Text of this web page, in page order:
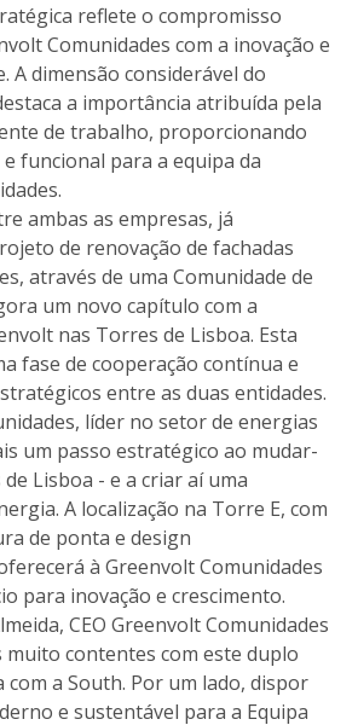
reflete o compromisso
Comunidades com a inovação e
A dimensão considerável do
a importância atribuída pela
de trabalho, proporcionando
funcional para a equipa da
ambas as empresas, já
de renovação de fachadas
através de uma Comunidade de
um novo capítulo com a
nas Torres de Lisboa. Esta
fase de cooperação contínua e
entre as duas entidades.
líder no setor de energias
um passo estratégico ao mudar-
Lisboa - e a criar aí uma
A localização na Torre E, com
de ponta e design
à Greenvolt Comunidades
para inovação e crescimento.
CEO Greenvolt Comunidades
muito contentes com este duplo
com a South. Por um lado, dispor
e sustentável para a Equipa